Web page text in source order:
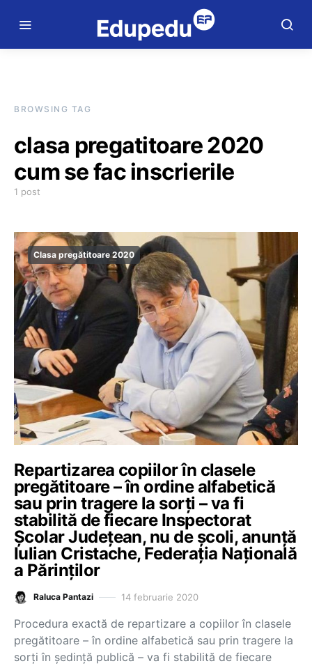
BROWSING TAG
clasa pregatitoare 2020
cum se fac inscrierile
1 post
Clasa pregătitoare 2020
Repartizarea copiilor în clasele
pregătitoare – în ordine alfabetică
sau prin tragere la sorți – va fi
stabilită de fiecare Inspectorat
Școlar Județean, nu de școli, anunță
Iulian Cristache, Federația Națională
a Părinților
Raluca Pantazi 14 februarie 2020
Procedura exactă de repartizare a copiilor în clasele
pregătitoare – în ordine alfabetică sau prin tragere la
sorți în ședință publică – va fi stabilită de fiecare